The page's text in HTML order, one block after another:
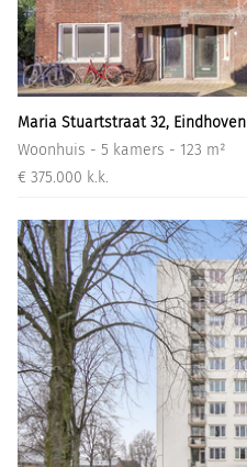
Maria Stuartstraat 32, Eindhoven
Woonhuis - 5 kamers - 123 m²
€ 375.000 k.k.